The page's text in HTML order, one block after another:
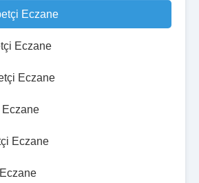
Eczane
Eczane
Eczane
Eczane
Eczane